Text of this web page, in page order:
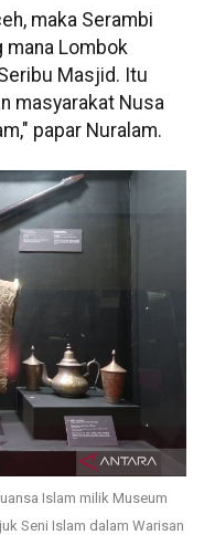
maka Serambi
mana Lombok
Masjid. Itu
masyarakat Nusa
papar Nuralam.
Islam milik Museum
Seni Islam dalam Warisan